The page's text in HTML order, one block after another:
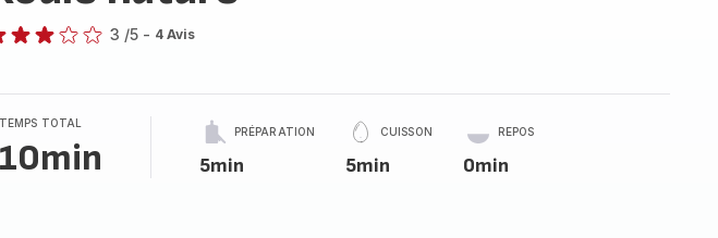
3 /5 - 4 Avis
TEMPS TOTAL
10min
PRÉPARATION
5min
CUISSON
5min
REPOS
0min